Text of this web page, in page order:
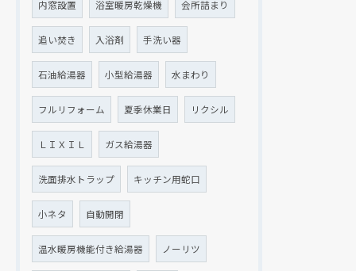
内窓設置 浴室暖房乾燥機 会所詰まり
追い焚き 入浴剤 手洗い器
石油給湯器 小型給湯器 水まわり
フルリフォーム 夏季休業日 リクシル
ＬＩＸＩＬ ガス給湯器
洗面排水トラップ キッチン用蛇口
小ネタ 自動開閉
温水暖房機能付き給湯器 ノーリツ
クリックでチラシのページにジャンプします
クリックでチラシのページにジャンプします